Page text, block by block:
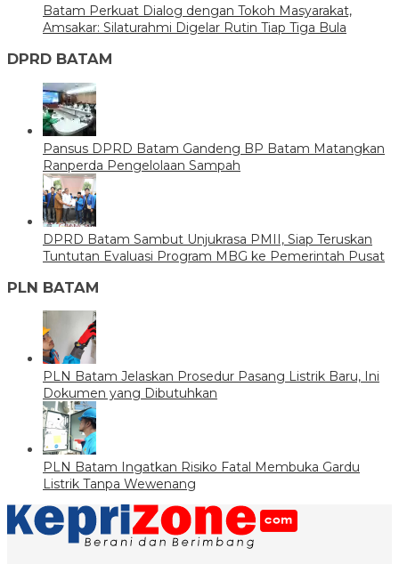
Batam Perkuat Dialog dengan Tokoh Masyarakat,
Amsakar: Silaturahmi Digelar Rutin Tiap Tiga Bula
DPRD BATAM
Pansus DPRD Batam Gandeng BP Batam Matangkan
Ranperda Pengelolaan Sampah
DPRD Batam Sambut Unjukrasa PMII, Siap Teruskan
Tuntutan Evaluasi Program MBG ke Pemerintah Pusat
PLN BATAM
PLN Batam Jelaskan Prosedur Pasang Listrik Baru, Ini
Dokumen yang Dibutuhkan
PLN Batam Ingatkan Risiko Fatal Membuka Gardu
Listrik Tanpa Wewenang